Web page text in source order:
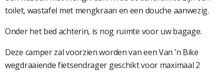
toilet, wastafel met mengkraan en een douche aanwezig.
Onder het bed achterin, is nog ruimte voor uw bagage.
Deze camper zal voorzien worden van een Van ’n Bike
wegdraaiende fietsendrager geschikt voor maximaal 2